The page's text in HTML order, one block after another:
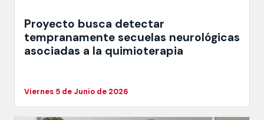
Proyecto busca detectar
tempranamente secuelas neurológicas
asociadas a la quimioterapia
Viernes 5 de Junio de 2026